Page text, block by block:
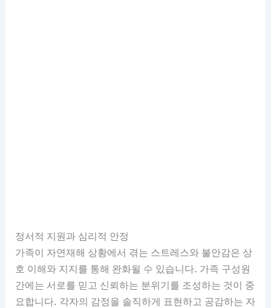
정서적 지원과 심리적 안정
가족이 자연재해 상황에서 겪는 스트레스와 불안감은 상
호 이해와 지지를 통해 완화될 수 있습니다. 가족 구성원
간에는 서로를 믿고 신뢰하는 분위기를 조성하는 것이 중
요합니다. 각자의 감정을 솔직하게 표현하고 공감하는 자